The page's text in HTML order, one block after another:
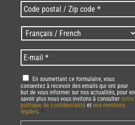
Code
postal
/
Zip
* *
Langues
/
Language *
E-
mail *
RGPD *
En soumettant ce formulaire, vous
consentez à recevoir des emails qui ont pour
but de vous informer sur nos actualités, pour en
savoir plus nous vous invitons à consulternotre
politique de confidentialité etnos mentions
légales. *